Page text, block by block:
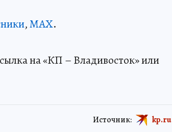
,MAX.
на «КП – Владивосток» или
Источник: kp.ru